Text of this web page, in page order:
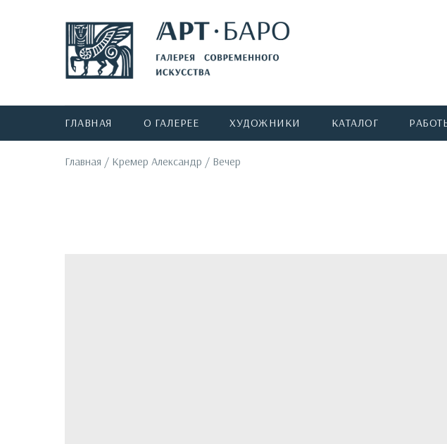
ГЛАВНАЯ О ГАЛЕРЕЕ ХУДОЖНИКИ КАТАЛОГ
Главная / Кремер Александр / Вечер